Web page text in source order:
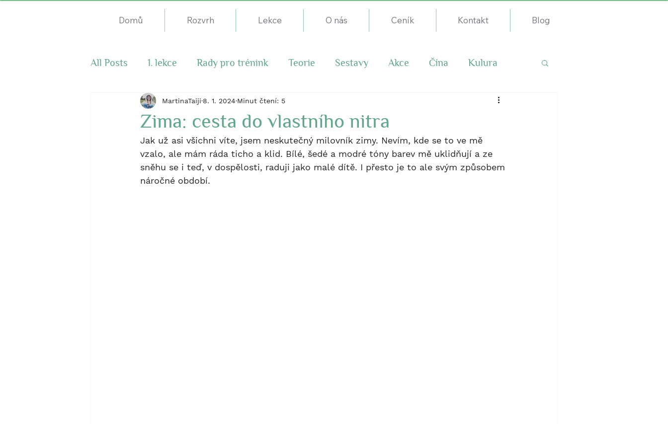
Domů Rozvrh Lekce O nás Ceník Kontakt Blog
All Posts 1. lekce Rady pro trénink Teorie Sestavy Akce Čína Kulura
Čínský nový rok
Zima: cesta do vlastního nitra
MartinaTaiji 8. 1. 2024 Minut čtení: 5
Jak už asi všichni víte, jsem neskutečný milovník zimy. Nevím, kde se to ve mě
vzalo, ale mám ráda ticho a klid. Bílé, šedé a modré tóny barev mě uklidňují a ze
sněhu se i teď, v dospělosti, raduji jako malé dítě. I přesto je to ale svým způsobem
náročné období.